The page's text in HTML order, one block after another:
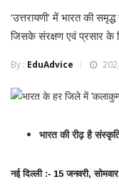
‘उत्तरायणी’ में भारत की
जिसके संरक्षण एवं प्रसार के
By : EduAdvice
भारत की रीढ़ है
नई दिल्ली:- 15 जनवरी,